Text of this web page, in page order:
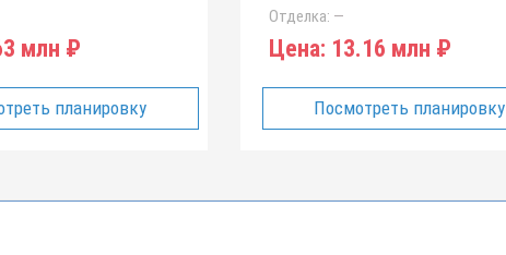
млн ₽
планировку
Отделка: —
Цена: 13.16 млн ₽
Посмотреть планировку